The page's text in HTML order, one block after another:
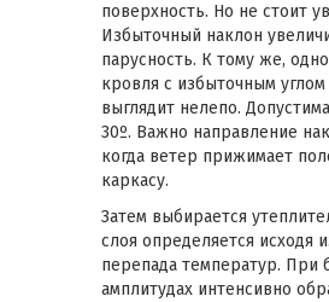
поверхность. Но не стоит
Избыточный наклон
парусность. К тому же,
кровля с избыточным
выглядит нелепо.
30º. Важно направление
когда ветер прижимает
каркасу.
Затем выбирается
слоя определяется исходя
перепада температур. При
амплитудах интенсивно